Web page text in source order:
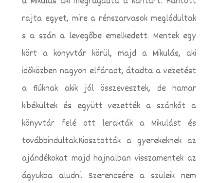
rajta egyet, mire a rénszarvasok meglódultak
s a szán a levegőbe emelkedett. Mentek egy
kört a könyvtár körül, majd a Mikulás, aki
időközben nagyon elfáradt, átadta a vezetést
a fiúknak akik jól összevesztek, de hamar
kibékültek és együtt vezették a szánkót a
könyvtár felé ott lerakták a Mikulást és
továbbindultak.Kiosztották a gyerekeknek az
ajándékokat majd hajnalban visszamentek az
ágyukba aludni. Szerencsére a szüleik nem